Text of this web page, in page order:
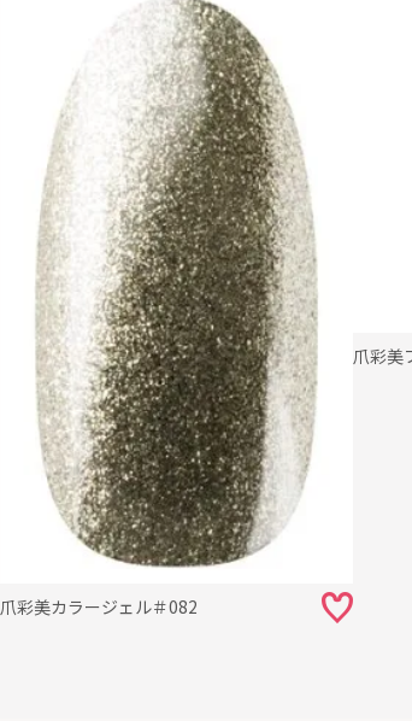
爪彩美カラージェル＃082
爪彩美